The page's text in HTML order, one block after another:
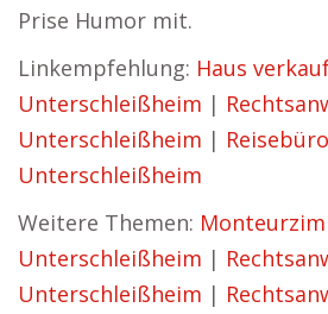
Prise Humor mit.
Linkempfehlung: Haus
Unterschleißheim |
Unterschleißheim | Reisebüro
Unterschleißheim
Weitere Themen:
Unterschleißheim |
Unterschleißheim |